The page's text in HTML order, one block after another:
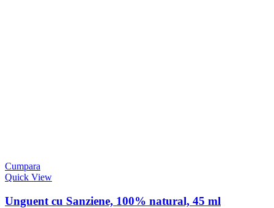
Cumpara
Quick View
Unguent cu Sanziene, 100% natural, 45 ml